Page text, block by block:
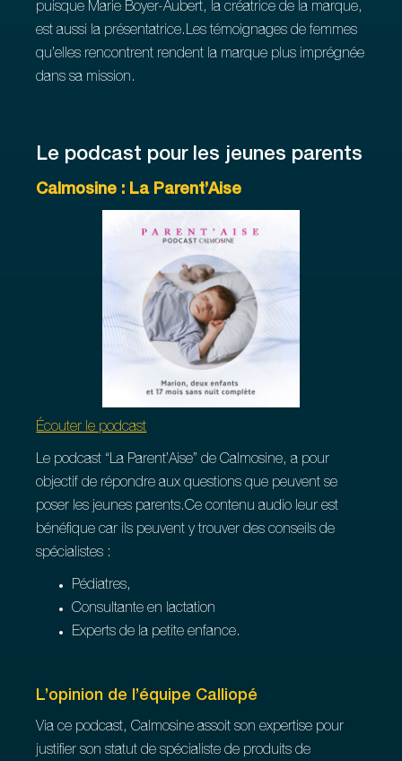
puisque Marie Boyer-Aubert, la créatrice de la marque,
est aussi la présentatrice.Les témoignages de femmes
qu’elles rencontrent rendent la marque plus imprégnée
dans sa mission.
Le podcast pour les jeunes parents
Calmosine : La Parent’Aise
Écouter le podcast
Le podcast “La Parent’Aise” de Calmosine, a pour
objectif de répondre aux questions que peuvent se
poser les jeunes parents.Ce contenu audio leur est
bénéfique car ils peuvent y trouver des conseils de
spécialistes :
Pédiatres,
Consultante en lactation
Experts de la petite enfance.
L’opinion de l’équipe Calliopé
Via ce podcast, Calmosine assoit son expertise pour
justifier son statut de spécialiste de produits de